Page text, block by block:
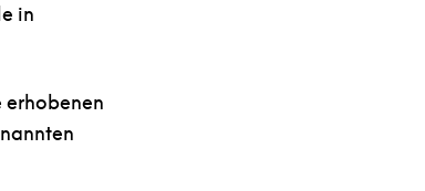
in
erhobenen